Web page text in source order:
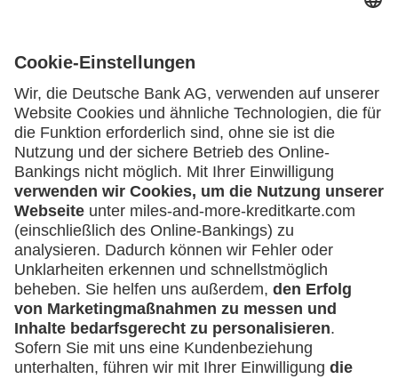
Welches Verfahren gilt für
Steuerausländer:innen?
Was kann ich tun, wenn ich über eine
Umsatzanfrage informiert werde, die ich
nicht veranlasst habe?
Sperren der Lufthansa Miles & More
Credit Card
Muss ich meine Lufthansa Miles & More